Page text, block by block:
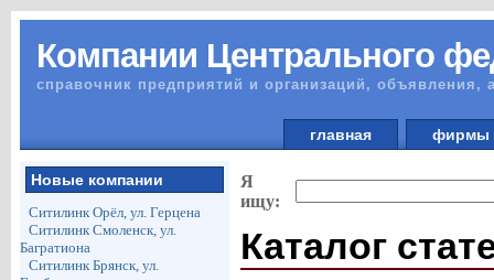
Компании Центрального
справочник предприятий и организаций, объявления,
главная
Новые компании
Ситилинк Орёл, ул. Герцена
Ситилинк Смоленск, ул.
Багратиона
Ситилинк Брянск, ул.
Я
ищу:
Каталог